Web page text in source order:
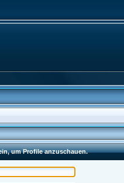
um Profile anzuschauen.